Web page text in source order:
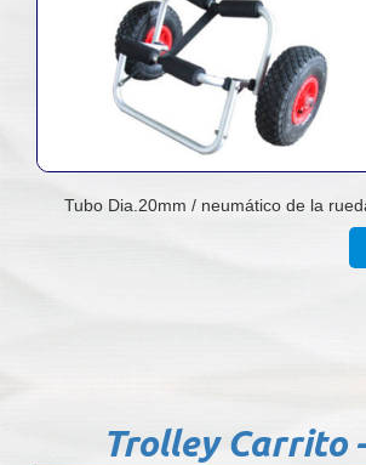
Tubo Dia.20mm / neumático de la
Trolley Carrito